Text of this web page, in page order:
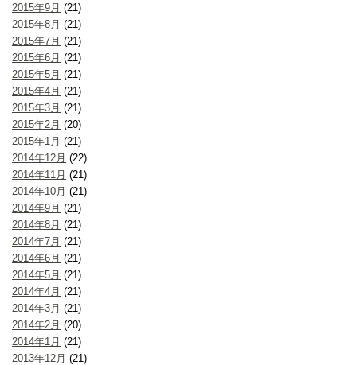
2015年9月 (21)
2015年8月 (21)
2015年7月 (21)
2015年6月 (21)
2015年5月 (21)
2015年4月 (21)
2015年3月 (21)
2015年2月 (20)
2015年1月 (21)
2014年12月 (22)
2014年11月 (21)
2014年10月 (21)
2014年9月 (21)
2014年8月 (21)
2014年7月 (21)
2014年6月 (21)
2014年5月 (21)
2014年4月 (21)
2014年3月 (21)
2014年2月 (20)
2014年1月 (21)
2013年12月 (21)